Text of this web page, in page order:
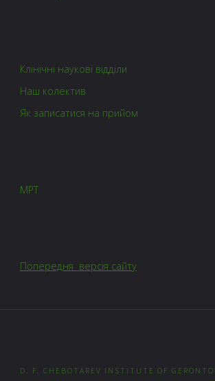
Клінічні наукові відділи
Наш колектив
Як записатися на прийом
МРТ
Попередня версія сайту
D. F. CHEBOTAREV INSTITUTE OF